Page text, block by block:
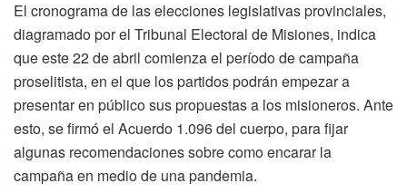
El cronograma de las elecciones legislativas provinciales,
diagramado por el Tribunal Electoral de Misiones, indica
que este 22 de abril comienza el período de campaña
proselitista, en el que los partidos podrán empezar a
presentar en público sus propuestas a los misioneros. Ante
esto, se firmó el Acuerdo 1.096 del cuerpo, para fijar
algunas recomendaciones sobre como encarar la
campaña en medio de una pandemia.